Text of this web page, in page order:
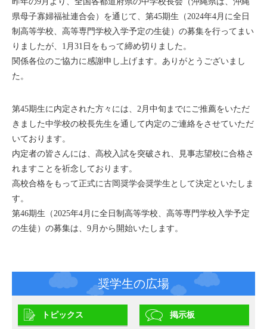
県母子寡婦福祉連合会）を通じて、第45期生（2024年4月に全日
制高等学校、高等専門学校入学予定の生徒）の募集を行ってまい
りましたが、1月31日をもって締め切りました。
関係各位のご協力に感謝申し上げます。ありがとうございまし
た。
第45期生に内定された方々には、2月中旬までにご推薦をいただ
きました中学校の校長先生を通して内定のご連絡をさせていただ
いております。
内定者の皆さんには、高校入試を突破され、見事志望校に合格さ
れますことを祈念しております。
高校合格をもって正式に古岡奨学会奨学生として決定といたしま
す。
第46期生（2025年4月に全日制高等学校、高等専門学校入学予定
の生徒）の募集は、9月から開始いたします。
奨学生の広場
トピックス 掲示板